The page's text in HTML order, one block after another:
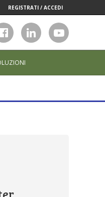
REGISTRATI / ACCEDI